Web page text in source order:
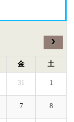
›
金 土
31 1
7 8